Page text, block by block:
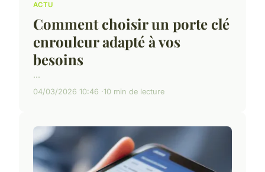
ACTU
Comment choisir un porte clé
enrouleur adapté à vos
besoins
...
04/03/2026 10:46 10 min de lecture